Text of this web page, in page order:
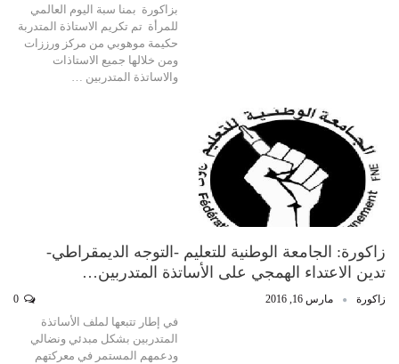
بزاكورة بمنا سبة اليوم العالمي
للمرأة تم تكريم الاستاذة المتدربة
حكيمة موهوبي من مركز ورززات
ومن خلالها جميع الاستاذات
والاساتذة المتدربين …
زاكورة: الجامعة الوطنية للتعليم -التوجه الديمقراطي-
تدين الاعتداء الهمجي على الأساتذة المتدربين…
زاكورة مارس 16, 2016
في إطار تتبعها لملف الأساتذة
المتدربين بشكل مبدئي ونضالي
ودعمهم المستمر في معركتهم